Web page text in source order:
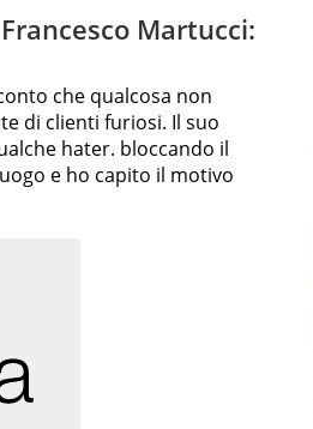
Martucci:
che qualcosa non
di clienti furiosi. Il suo
hater. bloccando il
e ho capito il motivo